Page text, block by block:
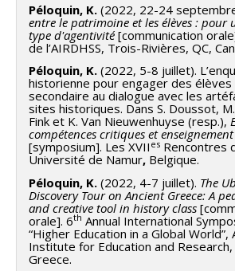
Péloquin, K. (2022, 22-24
entre le patrimoine et les élèves : pour
type d'agentivité [communication
de l’AIRDHSS, Trois-Rivières, QC,
Péloquin, K. (2022, 5-8 juillet).
historienne pour engager des élèves
secondaire au dialogue avec les
sites historiques. Dans S. Doussot,
Fink et K. Van Nieuwenhuyse (resp.),
compétences critiques et
[symposium]. Les XVII es Rencontres
Université de Namur, Belgique.
Péloquin, K. (2022, 4-7 juillet). The
Discovery Tour on Ancient Greece: A
and creative tool in history class
orale]. 6th Annual International
“Higher Education in a Global World”,
Institute for Education and Research,
Greece.